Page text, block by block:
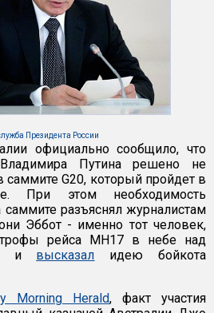
Президента России
официально сообщило, что
Путина решено не
саммите G20, который пройдет в
При этом необходимость
саммите разъяснял журналистам
Эббот - именно тот человек,
рейса MH17 в небе над
и высказал идею бойкота
Morning Herald, факт участия